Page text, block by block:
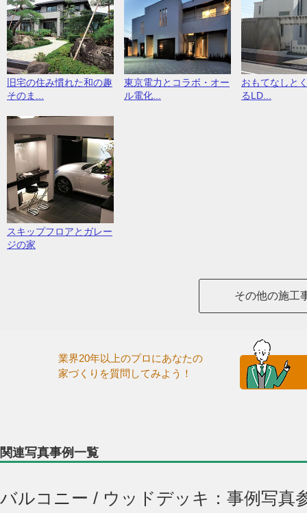
旧宅の住み慣れた和の趣
そのま...
東京電力とコラボ・オー
ル電化...
おもてなしと
るLD...
スキップフロアとガレー
ジの家
その他の施工
業界20年以上のプロにあなたの
家づくりを質問してみよう！
関連写真事例一覧
バルコニー / ウッドデッキ：事例写真